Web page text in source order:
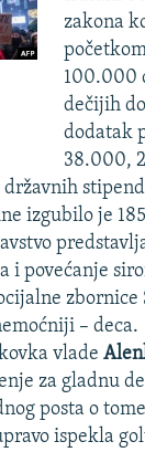
zakona
100.000
dečijih
dodatak
38.000,
državnih
izgubilo je
i povećanje
– deca.
vlade
za gladnu
posta o
ispekla